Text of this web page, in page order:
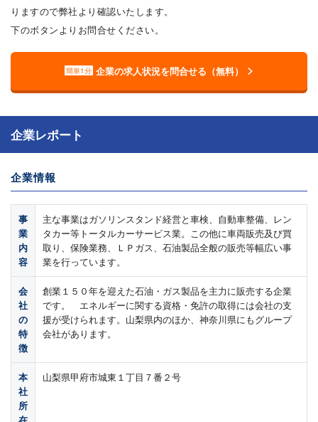
企業レポート
企業情報
事
業
内
容
主な事業はガソリンスタンド経営と車検、自動車整備、レン
タカー等トータルカーサービス業。この他に車両販売及び買
取り、保険業務、ＬＰガス、石油製品全般の販売等幅広い事
業を行っています。
会
社
の
特
徴
創業１５０年を迎えた石油・ガス製品を主力に販売する企業
です。 エネルギーに関する資格・免許の取得には会社の支
援が受けられます。山梨県内のほか、神奈川県にもグループ
会社があります。
本
社
所
山梨県甲府市城東１丁目７番２号
りますので弊社より確認いたします。
下のボタンよりお問合せください。
簡単1分 企業の求人状況を問合せる（無料）